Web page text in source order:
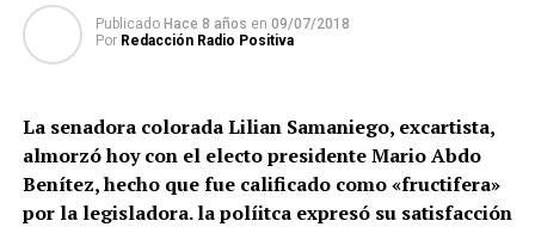
Publicado Hace 8 años en 09/07/2018
Por Redacción Radio Positiva
La senadora colorada Lilian Samaniego, excartista,
almorzó hoy con el electo presidente Mario Abdo
Benítez, hecho que fue calificado como «fructifera»
por la legisladora. la políitca expresó su satisfacción